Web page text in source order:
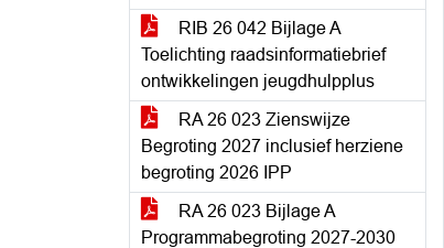
RIB 26 042 Bijlage A
Toelichting raadsinformatiebrief
ontwikkelingen jeugdhulpplus
RA 26 023 Zienswijze
Begroting 2027 inclusief herziene
begroting 2026 IPP
RA 26 023 Bijlage A
Programmabegroting 2027-2030